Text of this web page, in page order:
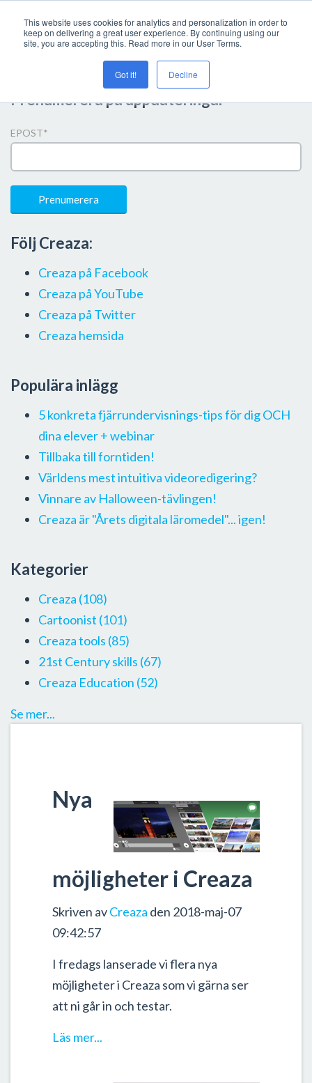
This website uses cookies for analytics and personalization in order to
keep on delivering a great user experience. By continuing using our
site, you are accepting this. Read more in our User Terms.
Got it! Decline
Nya
möjligheter i Creaza
Skriven avCreaza den 2018-maj-07
09:42:57
I fredags lanserade vi flera nya
möjligheter i Creaza som vi gärna ser
att ni går in och testar.
Läs mer...
Prenumerera på uppdateringar
EPOST*
Följ Creaza:
Creaza på Facebook
Creaza på YouTube
Creaza på Twitter
Creaza hemsida
Populära inlägg
5 konkreta fjärrundervisnings-tips för dig OCH
dina elever + webinar
Tillbaka till forntiden!
Världens mest intuitiva videoredigering?
Vinnare av Halloween-tävlingen!
Creaza är "Årets digitala läromedel"... igen!
Kategorier
Creaza (108)
Cartoonist (101)
Creaza tools (85)
21st Century skills (67)
Creaza Education (52)
Se mer...